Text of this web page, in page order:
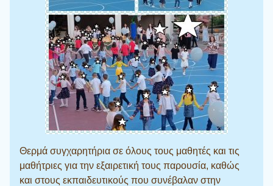
Θερμά συγχαρητήρια σε όλους τους μαθητές και τις
μαθήτριες για την εξαιρετική τους παρουσία, καθώς
και στους εκπαιδευτικούς που συνέβαλαν στην